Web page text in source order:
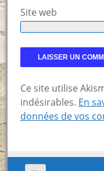
Site web
Ce site utilise
indésirables. En
données de vos